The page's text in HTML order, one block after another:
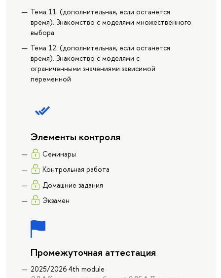
Тема 11. (дополнительная, если останется
время). Знакомство с моделями множественного
выбора
Тема 12. (дополнительная, если останется
время). Знакомство с моделями с
ограниченными значениями зависимой
переменной
Элементы контроля
Семинары
Контрольная работа
Домашние задания
Экзамен
Промежуточная аттестация
2025/2026 4th module